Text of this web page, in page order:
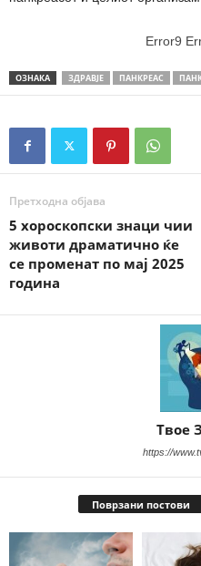
Error9
ОЗНАКА ЗДРАВЈЕ ПАНКРЕАС
Претходна објава
5 хороскопски знаци чии
животи драматично ќе
се променат по мај 2025
година
Твое
https://
Поврзани постови